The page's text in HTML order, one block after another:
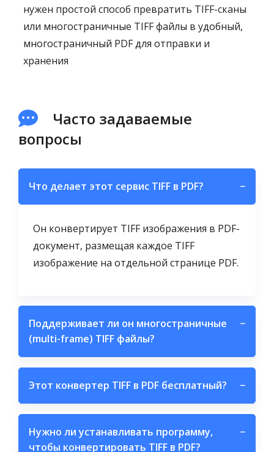
нужен простой способ превратить TIFF-сканы
или многостраничные TIFF файлы в удобный,
многостраничный PDF для отправки и
хранения
Часто задаваемые
вопросы
Что делает этот сервис TIFF в PDF? −
Он конвертирует TIFF изображения в PDF-
документ, размещая каждое TIFF
изображение на отдельной странице PDF.
Поддерживает ли он многостраничные
(multi-frame) TIFF файлы?
−
Этот конвертер TIFF в PDF бесплатный? −
Нужно ли устанавливать программу,
чтобы конвертировать TIFF в PDF?
−